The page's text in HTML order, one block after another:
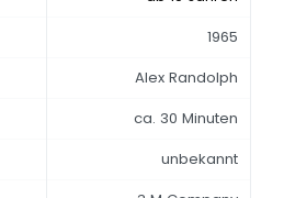
1965
Alex Randolph
ca. 30 Minuten
unbekannt